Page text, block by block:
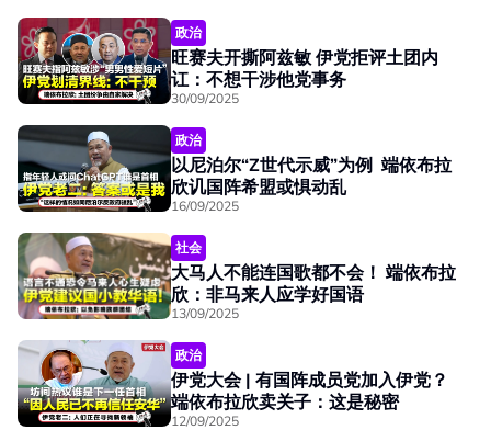
政治
旺赛夫开撕阿兹敏 伊党拒评土团内
讧：不想干涉他党事务
30/09/2025
政治
以尼泊尔“Z世代示威”为例 端依布拉
欣讥国阵希盟或惧动乱
16/09/2025
社会
大马人不能连国歌都不会！ 端依布拉
欣：非马来人应学好国语
13/09/2025
政治
伊党大会 | 有国阵成员党加入伊党？
端依布拉欣卖关子：这是秘密
12/09/2025